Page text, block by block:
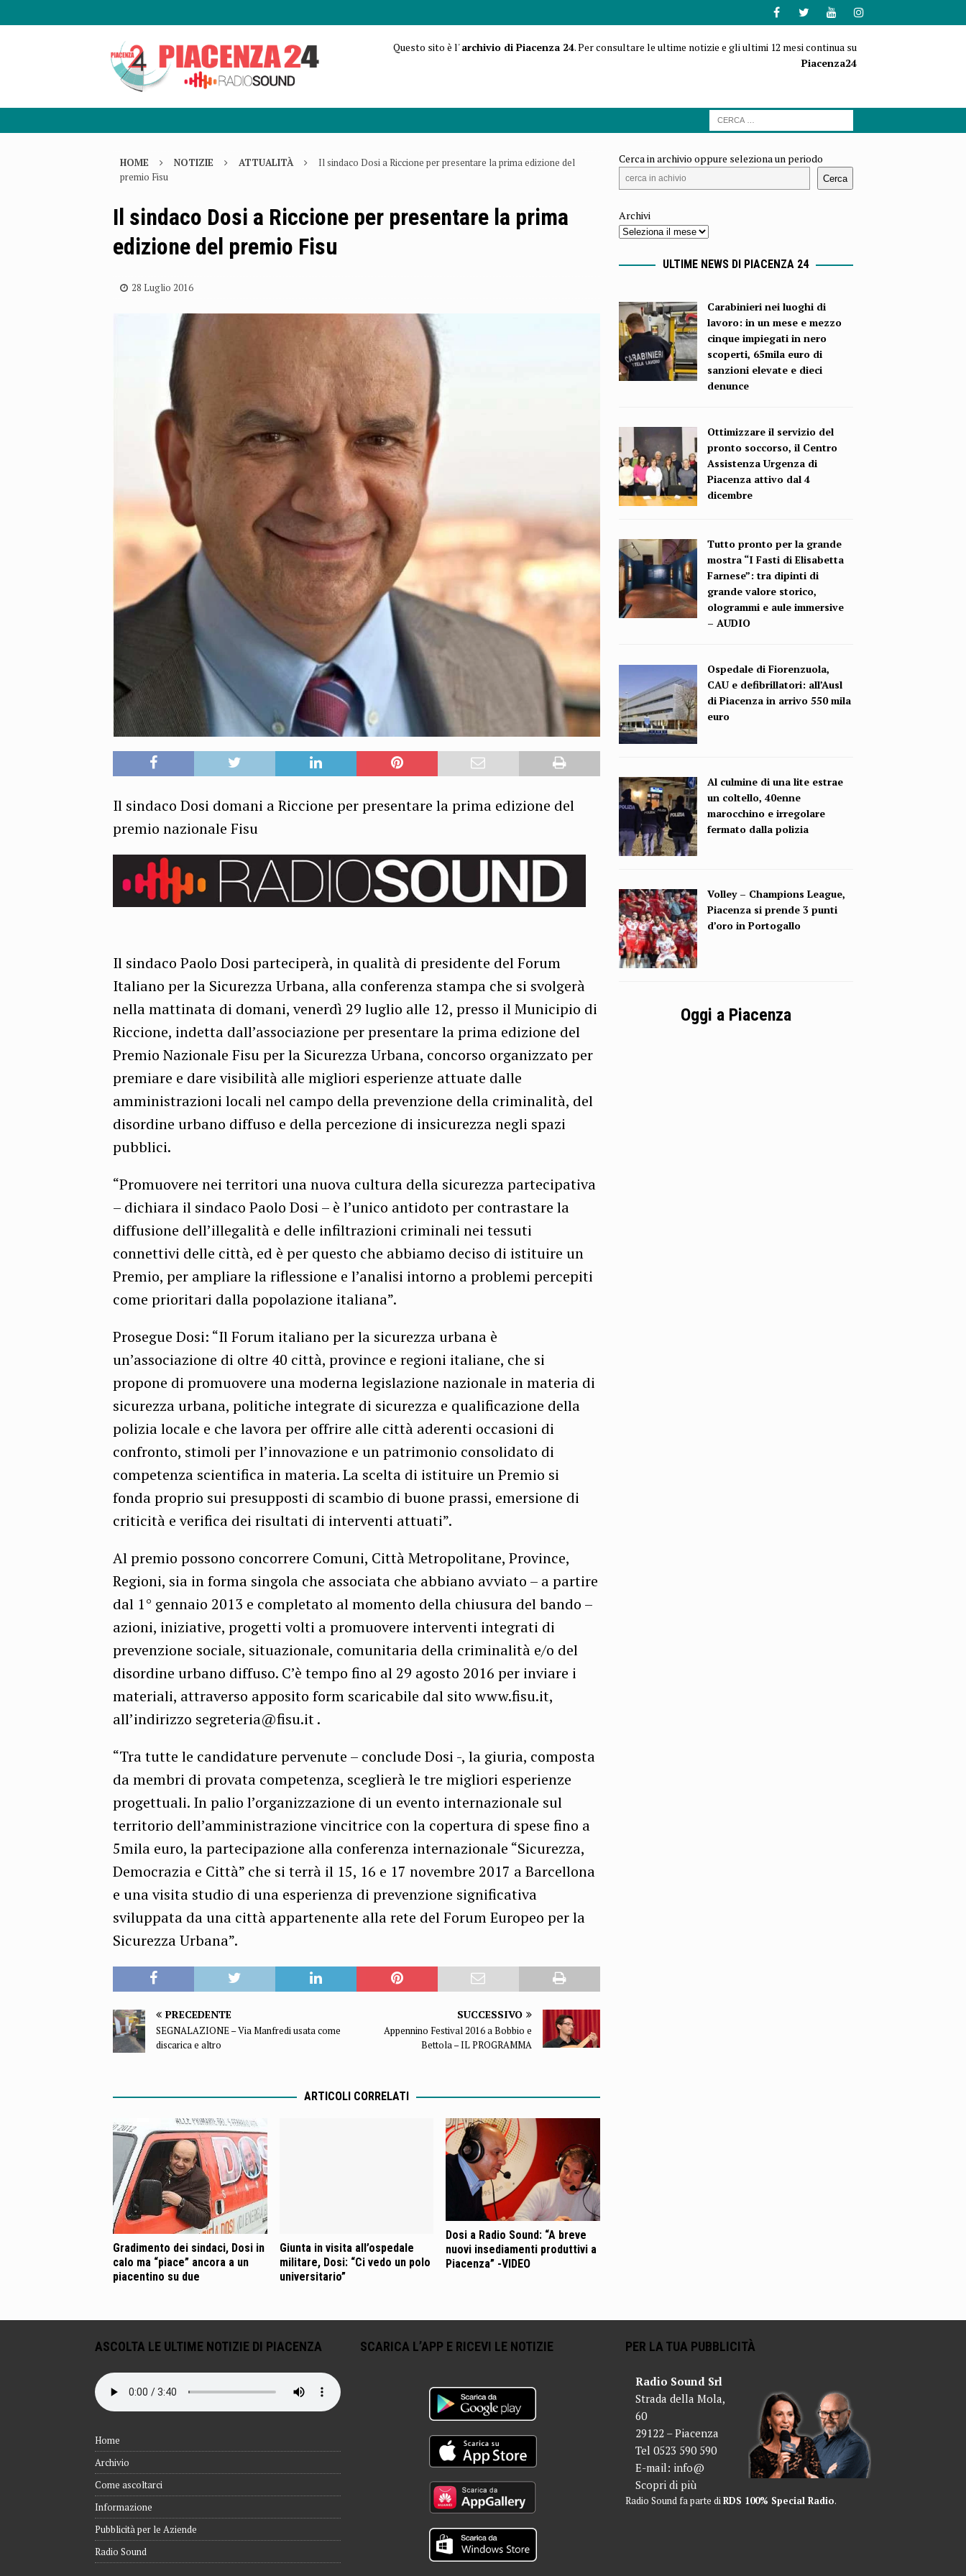
Questo sito è l'archivio di Piacenza 24. Per consultare le ultime notizie e gli ultimi 12 mesi continua su
Piacenza24
HOME NOTIZIE ATTUALITÀ
Il sindaco Dosi a Riccione per presentare la prima edizione del
premio Fisu
Il sindaco Dosi a Riccione per presentare la prima
edizione del premio Fisu
28 Luglio 2016
Il sindaco Dosi domani a Riccione per presentare la prima edizione del
premio nazionale Fisu
Il sindaco Paolo Dosi parteciperà, in qualità di presidente del Forum
Italiano per la Sicurezza Urbana, alla conferenza stampa che si svolgerà
nella mattinata di domani, venerdì 29 luglio alle 12, presso il Municipio di
Riccione, indetta dall’associazione per presentare la prima edizione del
Premio Nazionale Fisu per la Sicurezza Urbana, concorso organizzato per
premiare e dare visibilità alle migliori esperienze attuate dalle
amministrazioni locali nel campo della prevenzione della criminalità, del
disordine urbano diffuso e della percezione di insicurezza negli spazi
pubblici.
“Promuovere nei territori una nuova cultura della sicurezza partecipativa
– dichiara il sindaco Paolo Dosi – è l’unico antidoto per contrastare la
diffusione dell’illegalità e delle infiltrazioni criminali nei tessuti
connettivi delle città, ed è per questo che abbiamo deciso di istituire un
Premio, per ampliare la riflessione e l’analisi intorno a problemi percepiti
come prioritari dalla popolazione italiana”.
Prosegue Dosi: “Il Forum italiano per la sicurezza urbana è
un’associazione di oltre 40 città, province e regioni italiane, che si
propone di promuovere una moderna legislazione nazionale in materia di
sicurezza urbana, politiche integrate di sicurezza e qualificazione della
polizia locale e che lavora per offrire alle città aderenti occasioni di
confronto, stimoli per l’innovazione e un patrimonio consolidato di
competenza scientifica in materia. La scelta di istituire un Premio si
fonda proprio sui presupposti di scambio di buone prassi, emersione di
criticità e verifica dei risultati di interventi attuati”.
Al premio possono concorrere Comuni, Città Metropolitane, Province,
Regioni, sia in forma singola che associata che abbiano avviato – a partire
dal 1° gennaio 2013 e completato al momento della chiusura del bando –
azioni, iniziative, progetti volti a promuovere interventi integrati di
prevenzione sociale, situazionale, comunitaria della criminalità e/o del
disordine urbano diffuso. C’è tempo fino al 29 agosto 2016 per inviare i
materiali, attraverso apposito form scaricabile dal sito www.fisu.it,
all’indirizzo segreteria@fisu.it .
“Tra tutte le candidature pervenute – conclude Dosi -, la giuria, composta
da membri di provata competenza, sceglierà le tre migliori esperienze
progettuali. In palio l’organizzazione di un evento internazionale sul
territorio dell’amministrazione vincitrice con la copertura di spese fino a
5mila euro, la partecipazione alla conferenza internazionale “Sicurezza,
Democrazia e Città” che si terrà il 15, 16 e 17 novembre 2017 a Barcellona
e una visita studio di una esperienza di prevenzione significativa
sviluppata da una città appartenente alla rete del Forum Europeo per la
Sicurezza Urbana”.
PRECEDENTE
SEGNALAZIONE – Via Manfredi usata come
discarica e altro
SUCCESSIVO
Appennino Festival 2016 a Bobbio e
Bettola – IL PROGRAMMA
ARTICOLI CORRELATI
Gradimento dei sindaci, Dosi in
calo ma “piace” ancora a un
piacentino su due
Giunta in visita all’ospedale
militare, Dosi: “Ci vedo un polo
universitario”
Dosi a Radio Sound: “A breve
nuovi insediamenti produttivi a
Piacenza” -VIDEO
Cerca in archivio oppure seleziona un periodo
Cerca
Archivi
ULTIME NEWS DI PIACENZA 24
Carabinieri nei luoghi di
lavoro: in un mese e mezzo
cinque impiegati in nero
scoperti, 65mila euro di
sanzioni elevate e dieci
denunce
Ottimizzare il servizio del
pronto soccorso, il Centro
Assistenza Urgenza di
Piacenza attivo dal 4
dicembre
Tutto pronto per la grande
mostra “I Fasti di Elisabetta
Farnese”: tra dipinti di
grande valore storico,
ologrammi e aule immersive
– AUDIO
Ospedale di Fiorenzuola,
CAU e defibrillatori: all’Ausl
di Piacenza in arrivo 550 mila
euro
Al culmine di una lite estrae
un coltello, 40enne
marocchino e irregolare
fermato dalla polizia
Volley – Champions League,
Piacenza si prende 3 punti
d’oro in Portogallo
Oggi a Piacenza
ASCOLTA LE ULTIME NOTIZIE DI PIACENZA
Home
Archivio
Come ascoltarci
Informazione
Pubblicità per le Aziende
Radio Sound
SCARICA L’APP E RICEVI LE NOTIZIE PER LA TUA PUBBLICITÀ
Radio Sound Srl
Strada della Mola,
60
29122 – Piacenza
Tel 0523 590 590
E-mail: info@
Scopri di più
Radio Sound fa parte diRDS 100% Special Radio.